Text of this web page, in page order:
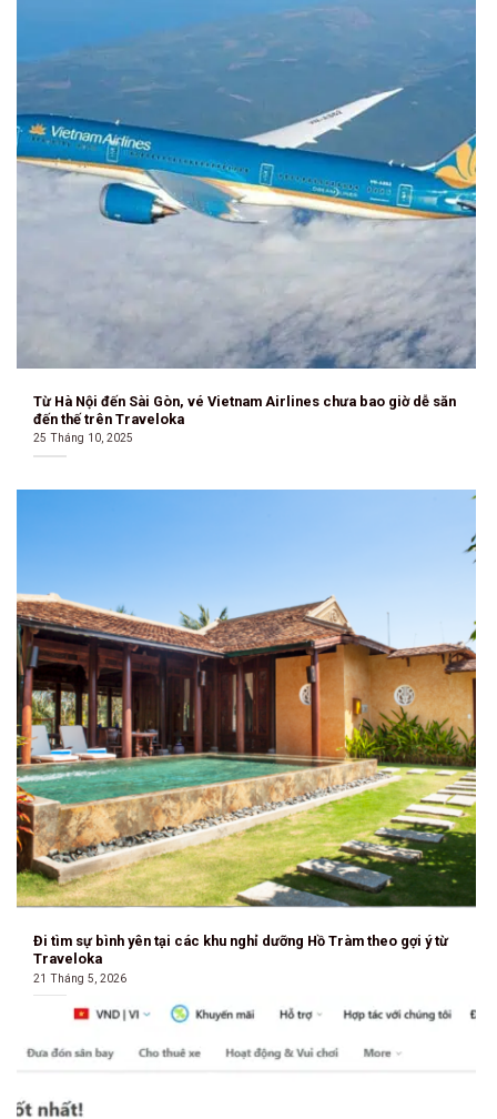
Từ Hà Nội đến Sài Gòn, vé Vietnam Airlines chưa bao giờ dễ săn
đến thế trên Traveloka
25 Tháng 10, 2025
Đi tìm sự bình yên tại các khu nghỉ dưỡng Hồ Tràm theo gợi ý từ
Traveloka
21 Tháng 5, 2026